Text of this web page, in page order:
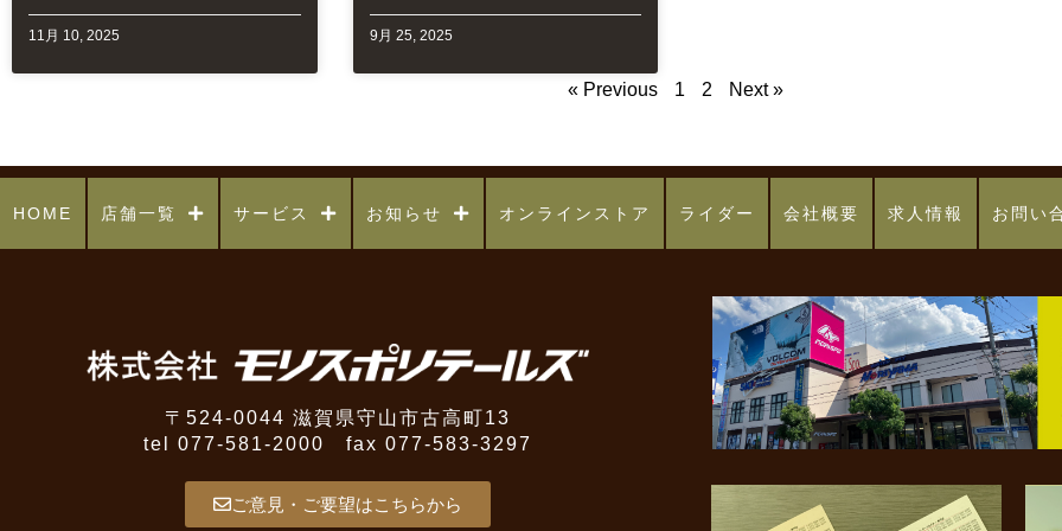
11月 10, 2025 9月 25, 2025
« Previous 1 2 Next »
HOME 店舗一覧 サービス お知らせ オンラインストア ライダー 会社概要 求人情報 お問い
〒524-0044 滋賀県守山市古高町13
tel 077-581-2000 fax 077-583-3297
ご意見・ご要望はこちらから